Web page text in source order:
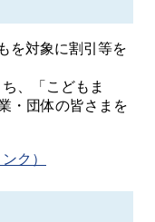
を対象に割引等を
、「こどもま
・団体の皆さまを
ク）